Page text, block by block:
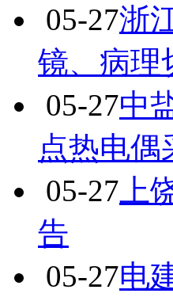
05-27浙
镜、病理
05-27中
点热电偶
05-27 上
告
05-27电